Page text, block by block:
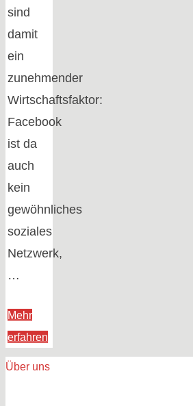
sind
damit
ein
zunehmender
Wirtschaftsfaktor:
Facebook
ist da
auch
kein
gewöhnliches
soziales
Netzwerk,
…
Mehr
erfahren"Hosentaschen-
Konsole:
Wie
Über uns